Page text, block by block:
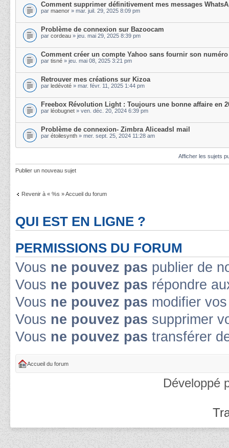
Comment supprimer définitivement mes messages
par maenor » mar. juil. 29, 2025 8:09 pm
Problème de connexion sur Bazoocam
par cordeau » jeu. mai 29, 2025 8:39 pm
Comment créer un compte Yahoo sans fournir son
par tisné » jeu. mai 08, 2025 3:21 pm
Retrouver mes créations sur Kizoa
par ledévoté » mar. févr. 11, 2025 1:44 pm
Freebox Révolution Light : Toujours une bonne affaire en
par léobugnet » ven. déc. 20, 2024 6:39 pm
Problème de connexion- Zimbra Aliceadsl mail
par étoilesynth » mer. sept. 25, 2024 11:28 am
Afficher les sujets
Publier un nouveau sujet
Revenir à « %s » Accueil du forum
QUI EST EN LIGNE ?
PERMISSIONS DU FORUM
Vous ne pouvez pas publier de
Vous ne pouvez pas répondre
Vous ne pouvez pas modifier
Vous ne pouvez pas supprimer
Vous ne pouvez pas transférer
Accueil du forum
Développé